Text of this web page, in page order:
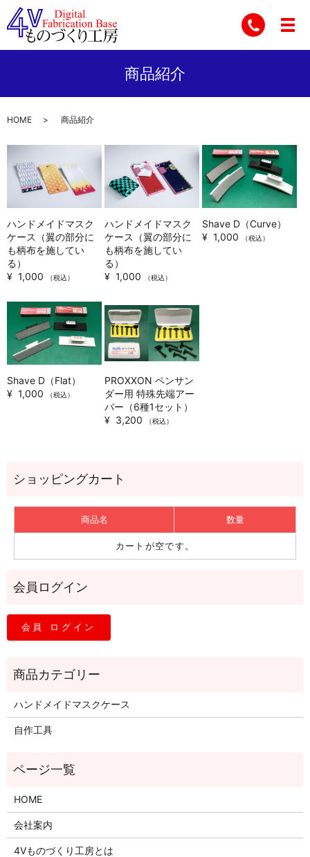
商品紹介
HOME 商品紹介
ハンドメイドマスク
ケース（翼の部分に
も柄布を施してい
る）
¥ 1,000
（税込）
ハンドメイドマスク
ケース（翼の部分に
も柄布を施してい
る）
¥ 1,000
（税込）
Shave D（Curve）
¥ 1,000
（税込）
Shave D（Flat）
¥ 1,000
（税込）
PROXXON ペンサン
ダー用 特殊先端アー
バー（6種1セット）
¥ 3,200
（税込）
商品名 数量
カートが空です。
ハンドメイドマスクケース
自作工具
HOME
会社案内
4Vものづくり工房とは